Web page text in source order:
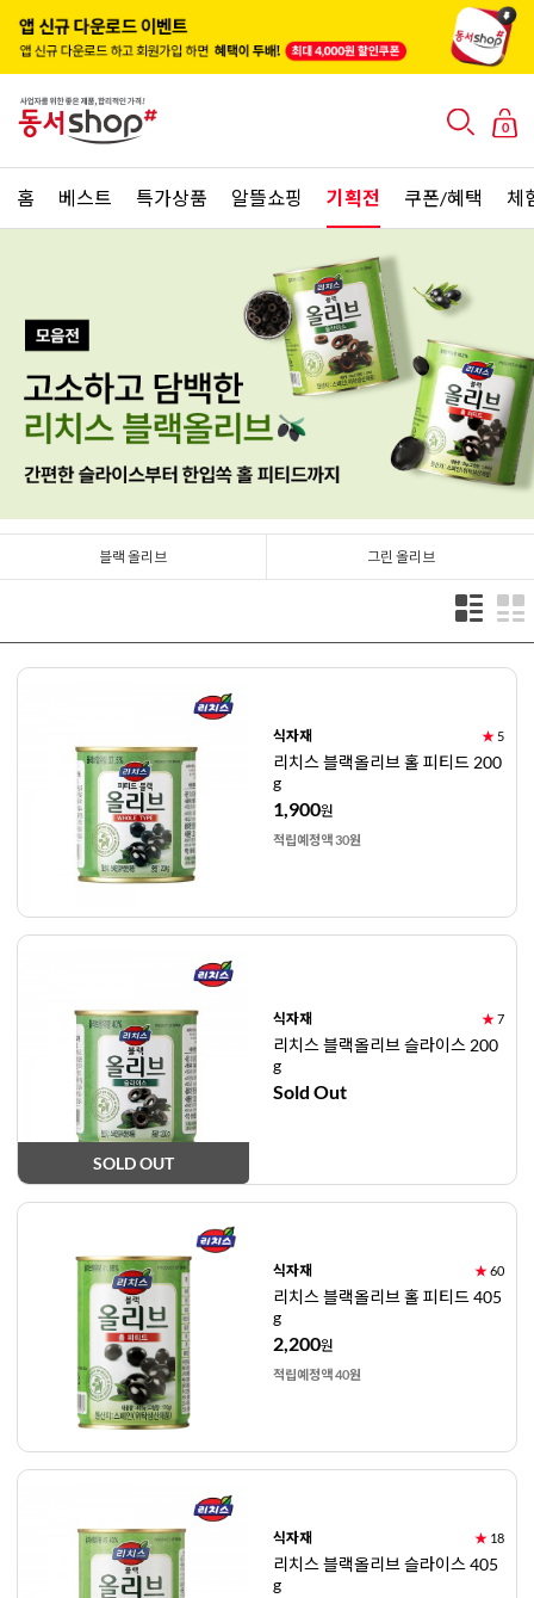
0
홈 베스트 특가상품 알뜰쇼핑 기획전 쿠폰/혜택 체
블랙 올리브 그린 올리브
식자재 ★ 5
리치스 블랙올리브 홀 피티드 200
g
1,900원
적립예정액 30원
SOLD OUT
식자재 ★7
리치스 블랙올리브 슬라이스 200
g
Sold Out
식자재 ★60
리치스 블랙올리브 홀 피티드 405
g
2,200원
적립예정액 40원
식자재 ★ 18
리치스 블랙올리브 슬라이스 405
g